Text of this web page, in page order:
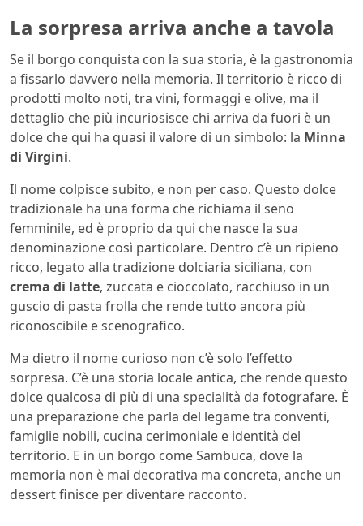
La sorpresa arriva anche a tavola
Se il borgo conquista con la sua storia, è la gastronomia
a fissarlo davvero nella memoria. Il territorio è ricco di
prodotti molto noti, tra vini, formaggi e olive, ma il
dettaglio che più incuriosisce chi arriva da fuori è un
dolce che qui ha quasi il valore di un simbolo: la Minna
di Virgini.
Il nome colpisce subito, e non per caso. Questo dolce
tradizionale ha una forma che richiama il seno
femminile, ed è proprio da qui che nasce la sua
denominazione così particolare. Dentro c’è un ripieno
ricco, legato alla tradizione dolciaria siciliana, con
crema di latte, zuccata e cioccolato, racchiuso in un
guscio di pasta frolla che rende tutto ancora più
riconoscibile e scenografico.
Ma dietro il nome curioso non c’è solo l’effetto
sorpresa. C’è una storia locale antica, che rende questo
dolce qualcosa di più di una specialità da fotografare. È
una preparazione che parla del legame tra conventi,
famiglie nobili, cucina cerimoniale e identità del
territorio. E in un borgo come Sambuca, dove la
memoria non è mai decorativa ma concreta, anche un
dessert finisce per diventare racconto.